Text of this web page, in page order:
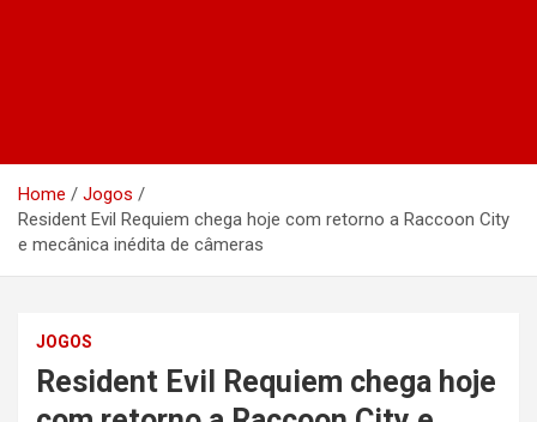
Home
Jogos
Resident Evil Requiem chega hoje com retorno a Raccoon City
e mecânica inédita de câmeras
JOGOS
Resident Evil Requiem chega hoje